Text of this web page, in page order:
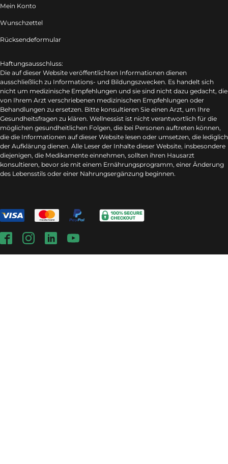
Mein Konto
Wunschzettel
Rücksendeformular
Haftungsausschluss:
Die auf dieser Website veröffentlichten Informationen dienen
ausschließlich zu Informations- und Bildungszwecken. Es handelt sich
nicht um medizinische Empfehlungen und sie sind nicht dazu gedacht, die
von Ihrem Arzt verschriebenen medizinischen Empfehlungen oder
Behandlungen zu ersetzen. Bitte konsultieren Sie einen Arzt, um Ihre
Gesundheitsfragen zu klären. Wellnessist ist nicht verantwortlich für die
möglichen gesundheitlichen Folgen, die bei Personen auftreten können,
die die Informationen auf dieser Website lesen oder umsetzen, die lediglich
der Aufklärung dienen. Alle Leser der Inhalte dieser Website, insbesondere
diejenigen, die Medikamente einnehmen, sollten ihren Hausarzt
konsultieren, bevor sie mit einem Ernährungsprogramm, einer Änderung
des Lebensstils oder einer Nahrungsergänzung beginnen.